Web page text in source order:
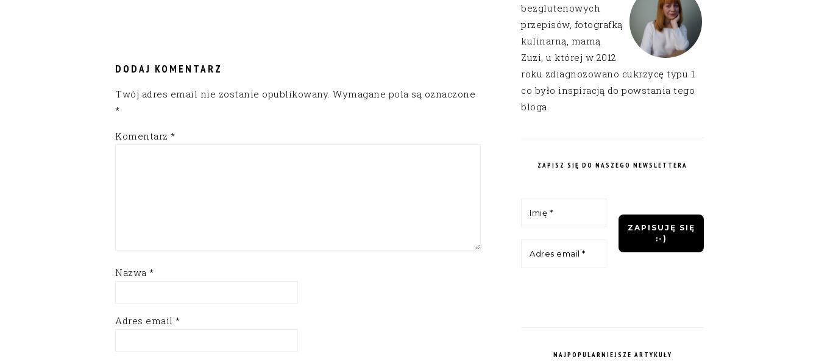
DODAJ KOMENTARZ
Twój adres email nie zostanie opublikowany. Wymagane pola są oznaczone
*
Komentarz *
Nazwa *
Adres email *
bezglutenowych
przepisów, fotografką
kulinarną, mamą
Zuzi, u której w 2012
roku zdiagnozowano cukrzycę typu 1
co było inspiracją do powstania tego
bloga.
ZAPISZ SIĘ DO NASZEGO NEWSLETTERA
NAJPOPULARNIEJSZE ARTYKUŁY